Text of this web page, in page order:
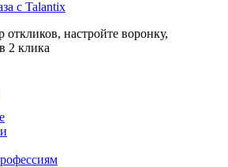
с Talantix
откликов, настройте воронку,
2 клика